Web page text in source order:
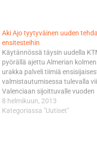
Aki Ajo tyytyväinen uuden
ensitesteihin
Käytännössä täysin uudella
pyörällä ajettu Almerian
urakka palveli tiimiä
valmistautumisessa tulevalla
Valenciaan sijoittuvalle vuoden
ensimmäiselle viralliselle
Olen tosi tyytyväinen siihen, että
8 helmikuun, 2013
Kategoriassa "Uutiset"